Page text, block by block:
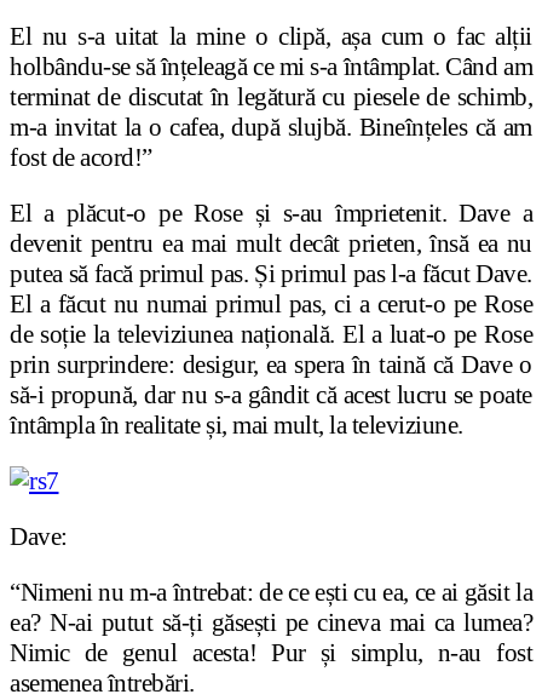
El nu s-a uitat la mine o clipă, așa cum o fac alții
holbându-se să înțeleagă ce mi s-a întâmplat. Când am
terminat de discutat în legătură cu piesele de schimb,
m-a invitat la o cafea, după slujbă. Bineînțeles că am
fost de acord!”
El a plăcut-o pe Rose și s-au împrietenit. Dave a
devenit pentru ea mai mult decât prieten, însă ea nu
putea să facă primul pas. Și primul pas l-a făcut Dave.
El a făcut nu numai primul pas, ci a cerut-o pe Rose
de soție la televiziunea națională. El a luat-o pe Rose
prin surprindere: desigur, ea spera în taină că Dave o
să-i propună, dar nu s-a gândit că acest lucru se poate
întâmpla în realitate și, mai mult, la televiziune.
Dave:
“Nimeni nu m-a întrebat: de ce ești cu ea, ce ai găsit la
ea? N-ai putut să-ți găsești pe cineva mai ca lumea?
Nimic de genul acesta! Pur și simplu, n-au fost
asemenea întrebări.